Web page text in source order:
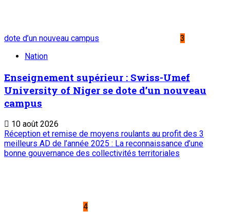
dote d’un nouveau campus
3
Nation
Enseignement supérieur : Swiss-Umef
University of Niger se dote d’un nouveau
campus
10 août 2026
Réception et remise de moyens roulants au profit des 3
meilleurs AD de l’année 2025 : La reconnaissance d’une
bonne gouvernance des collectivités territoriales
4